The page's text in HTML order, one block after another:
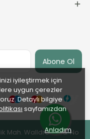
iyileştirmek için
uygun çerezler
Detaylı bilgiye
sayfamızdan
Anladım
Abone Ol
Mah. Walldrof Cad. No